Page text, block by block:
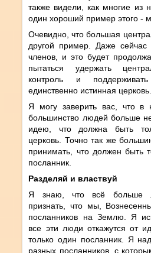
также видели, как многие из
один хороший пример этого -
Очевидно, что большая
другой пример. Даже сейчас
членов, и это будет
пытаться удержать
контроль и
единственно истинная церковь.
Я могу заверить вас, что в
большинство людей больше
идею, что должна быть
церковь. Точно так же
принимать, что должен быть
посланник.
Разделяй и властвуй
Я знаю, что всё больше
признать, что мы,
посланников на Землю. Я
все эти люди откажутся от
только один посланник. Я
разных посланников, с